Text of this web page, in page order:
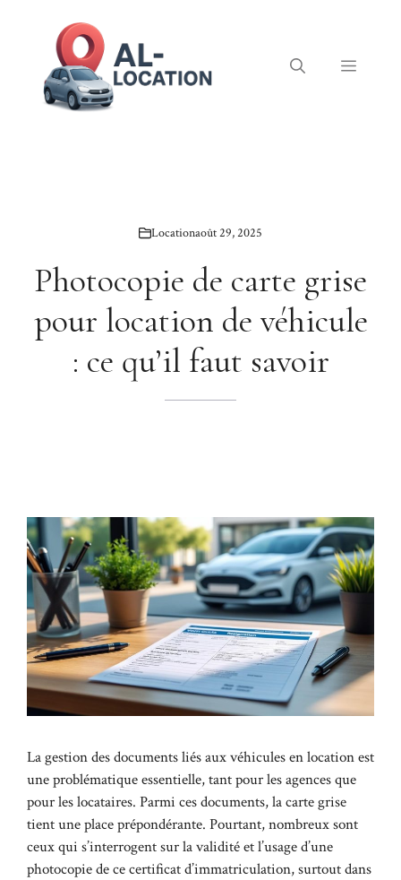
Menu
Locationaoût 29, 2025
Photocopie de carte grise
pour location de véhicule
: ce qu’il faut savoir
La gestion des documents liés aux véhicules en location est
une problématique essentielle, tant pour les agences que
pour les locataires. Parmi ces documents, la carte grise
tient une place prépondérante. Pourtant, nombreux sont
ceux qui s’interrogent sur la validité et l’usage d’une
photocopie de ce certificat d’immatriculation, surtout dans